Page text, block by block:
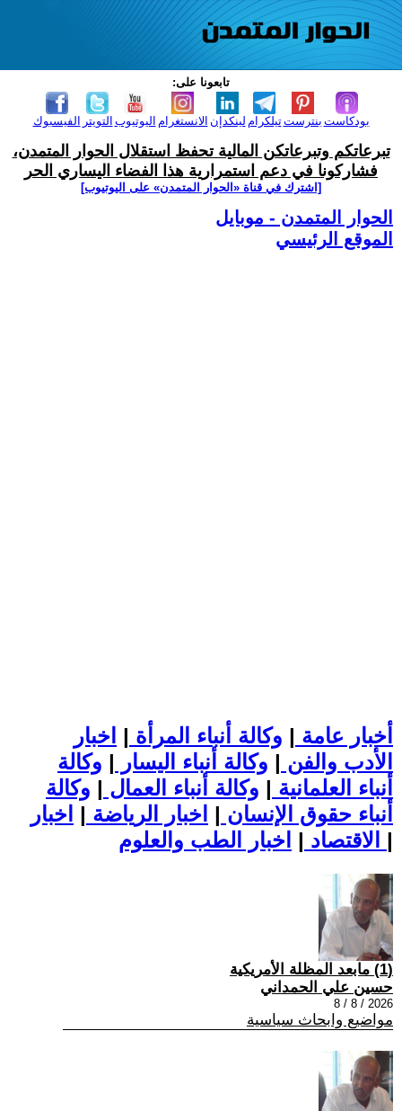
تابعونا على:
الفيسبوك التويتر اليوتيوب الانستغرام لينكدإن تيلكرامبنترست بودكاست
تبرعاتكم وتبرعاتكن المالية تحفظ استقلال الحوار المتمدن،
فشاركونا في دعم استمرارية هذا الفضاء اليساري الحر
[اشترك في قناة ‫«الحوار المتمدن» على اليوتيوب]
الحوار المتمدن - موبايل
الموقع الرئيسي
أخبار عامة | وكالة أنباء المرأة | اخبار
الأدب والفن | وكالة أنباء اليسار | وكالة
أنباء العلمانية | وكالة أنباء العمال | وكالة
أنباء حقوق الإنسان | اخبار الرياضة | اخبار
الاقتصاد | |
(1) مابعد المظلة الأمريكية
حسين علي الحمداني
2026 / 8 / 8
مواضيع وابحاث سياسية